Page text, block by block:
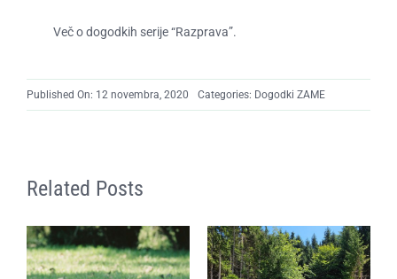
Več o dogodkih serije “Razprava”.
Published On: 12 novembra, 2020 Categories: Dogodki ZAME
Related Posts